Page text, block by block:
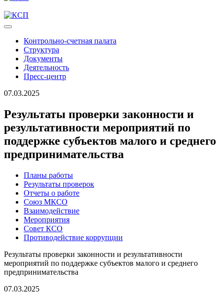
Контрольно-счетная палата
Структура
Документы
Деятельность
Пресс-центр
07.03.2025
Результаты проверки законности и
результативности мероприятий по
поддержке субъектов малого и среднего
предпринимательства
Планы работы
Результаты проверок
Отчеты о работе
Союз МКСО
Взаимодействие
Мероприятия
Совет КСО
Противодействие коррупции
Результаты проверки законности и результативности
мероприятий по поддержке субъектов малого и среднего
предпринимательства
07.03.2025